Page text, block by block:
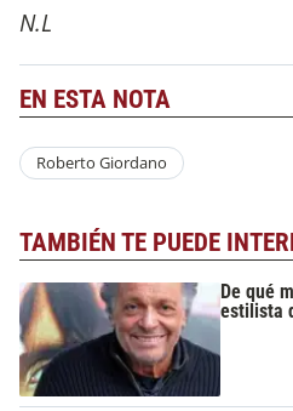
N.L
EN ESTA NOTA
Roberto Giordano
TAMBIÉN TE PUEDE
De qué
estilista